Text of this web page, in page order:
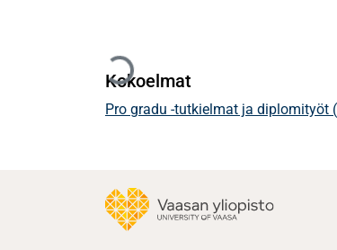
Ladataan...
Kokoelmat
Pro gradu -tutkielmat ja diplomityöt